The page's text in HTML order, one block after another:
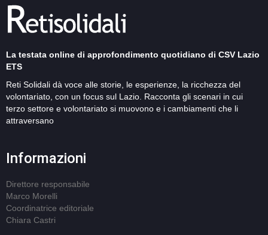
La testata online di approfondimento quotidiano di CSV Lazio
ETS
Reti Solidali dà voce alle storie, le esperienze, la ricchezza del
volontariato, con un focus sul Lazio. Racconta gli scenari in cui
terzo settore e volontariato si muovono e i cambiamenti che li
attraversano
Informazioni
Direttore responsabile
Marco Morelli
Coordinatrice editoriale
Chiara Castri